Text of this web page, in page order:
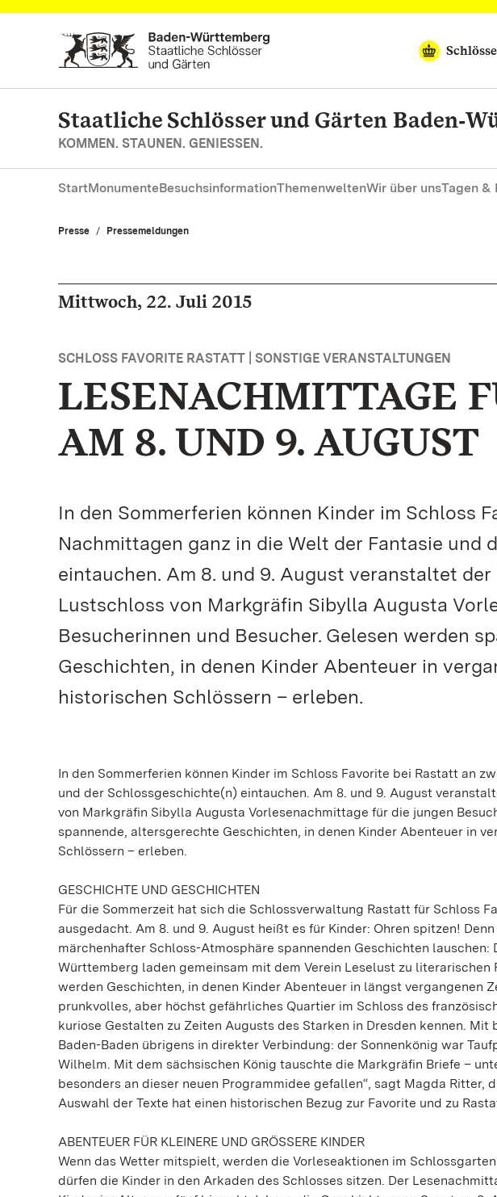
Zum Hauptinhalt springen
Staatliche Schlösser und Gärten
KOMMEN. STAUNEN. GENIESSEN.
StartMonumenteBesuchsinformationThemenweltenWir über unsTagen &
Presse Pressemeldungen
Mittwoch, 22. Juli 2015
SCHLOSS FAVORITE RASTATT | SONSTIGE VERANSTALTUNGEN
LESENACHMITTAGE
AM 8. UND 9. AUGUST
In den Sommerferien können Kinder im Schloss
Nachmittagen ganz in die Welt der Fantasie und
eintauchen. Am 8. und 9. August veranstaltet
Lustschloss von Markgräfin Sibylla Augusta
Besucherinnen und Besucher. Gelesen werden
Geschichten, in denen Kinder Abenteuer in
historischen Schlössern – erleben.
In den Sommerferien können Kinder im Schloss Favorite bei Rastatt an
und der Schlossgeschichte(n) eintauchen. Am 8. und 9. August
von Markgräfin Sibylla Augusta Vorlesenachmittage für die jungen
spannende, altersgerechte Geschichten, in denen Kinder Abenteuer in
Schlössern – erleben.
GESCHICHTE UND GESCHICHTEN
Für die Sommerzeit hat sich die Schlossverwaltung Rastatt für Schloss
ausgedacht. Am 8. und 9. August heißt es für Kinder: Ohren spitzen!
märchenhafter Schloss-Atmosphäre spannenden Geschichten
Württemberg laden gemeinsam mit dem Verein Leselust zu literarischen
werden Geschichten, in denen Kinder Abenteuer in längst vergangenen
prunkvolles, aber höchst gefährliches Quartier im Schloss des
kuriose Gestalten zu Zeiten Augusts des Starken in Dresden kennen.
Baden-Baden übrigens in direkter Verbindung: der Sonnenkönig war
Wilhelm. Mit dem sächsischen König tauschte die Markgräfin Briefe –
besonders an dieser neuen Programmidee gefallen“, sagt Magda Ritter,
Auswahl der Texte hat einen historischen Bezug zur Favorite und zu
ABENTEUER FÜR KLEINERE UND GRÖSSERE KINDER
Wenn das Wetter mitspielt, werden die Vorleseaktionen im
dürfen die Kinder in den Arkaden des Schlosses sitzen. Der